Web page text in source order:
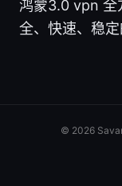
鸿蒙3.0 vpn 全
全、快速、稳
© 2026